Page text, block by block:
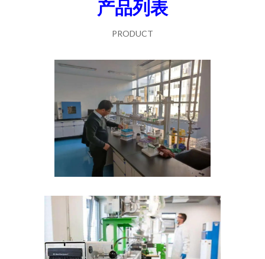
产品列表
PRODUCT